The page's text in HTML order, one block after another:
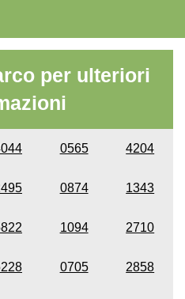
per ulteriori
0565 4204
0874 1343
1094 2710
0705 2858